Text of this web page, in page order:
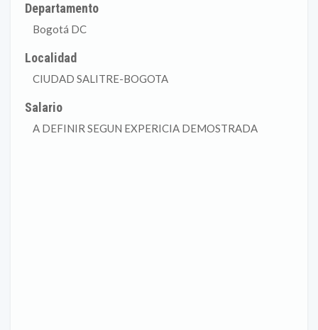
Departamento
Bogotá DC
Localidad
CIUDAD SALITRE-BOGOTA
Salario
A DEFINIR SEGUN EXPERICIA DEMOSTRADA